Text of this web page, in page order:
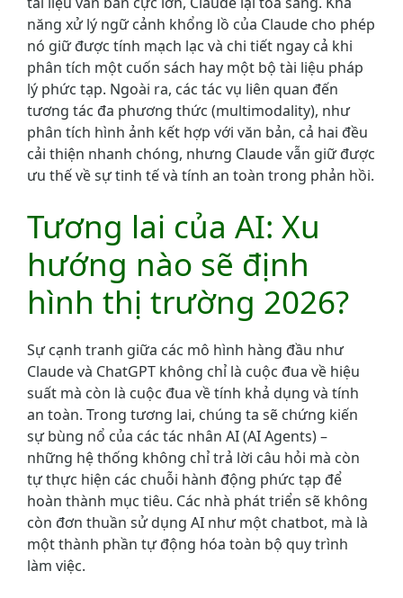
năng xử lý ngữ cảnh khổng lồ của Claude cho phép
nó giữ được tính mạch lạc và chi tiết ngay cả khi
phân tích một cuốn sách hay một bộ tài liệu pháp
lý phức tạp. Ngoài ra, các tác vụ liên quan đến
tương tác đa phương thức (multimodality), như
phân tích hình ảnh kết hợp với văn bản, cả hai đều
cải thiện nhanh chóng, nhưng Claude vẫn giữ được
ưu thế về sự tinh tế và tính an toàn trong phản hồi.
Tương lai của AI: Xu
hướng nào sẽ định
hình thị trường 2026?
Sự cạnh tranh giữa các mô hình hàng đầu như
Claude và ChatGPT không chỉ là cuộc đua về hiệu
suất mà còn là cuộc đua về tính khả dụng và tính
an toàn. Trong tương lai, chúng ta sẽ chứng kiến
sự bùng nổ của các tác nhân AI (AI Agents) –
những hệ thống không chỉ trả lời câu hỏi mà còn
tự thực hiện các chuỗi hành động phức tạp để
hoàn thành mục tiêu. Các nhà phát triển sẽ không
còn đơn thuần sử dụng AI như một chatbot, mà là
một thành phần tự động hóa toàn bộ quy trình
làm việc.